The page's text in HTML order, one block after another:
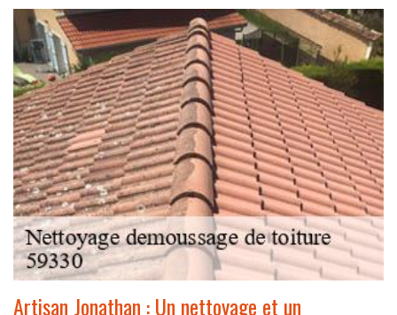
Artisan Jonathan : Un nettoyage et un